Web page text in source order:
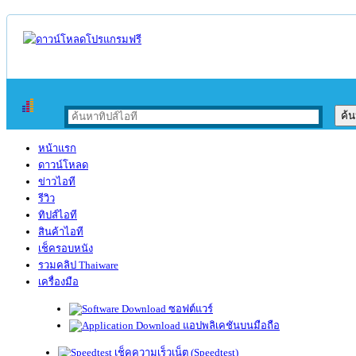
หน้าแรก
ดาวน์โหลด
ข่าวไอที
รีวิว
ทิปส์ไอที
สินค้าไอที
เช็ครอบหนัง
รวมคลิป Thaiware
เครื่องมือ
ซอฟต์แวร์
แอปพลิเคชันบนมือถือ
เช็คความเร็วเน็ต (Speedtest)